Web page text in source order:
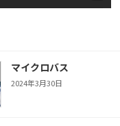
マイクロバス
2024年3月30日